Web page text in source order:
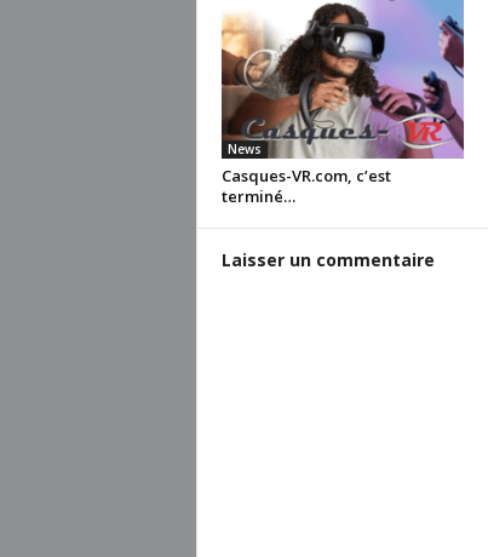
News
Casques-VR.com, c’est
terminé…
Laisser un commentaire